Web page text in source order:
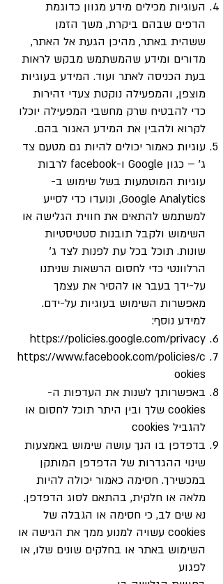
העוגיות מכילים מידע מגוון כדוגמת
הדפים שבהם ביקרת, משך הזמן
ששהית באתר, מהיכן הגעת אל האתר,
מדורים ומידע שהמשתמש מבקש לראות
בעת הכניסה לאתר ועוד. המידע בעוגיות
מוצפן, והמפעילה נוקטת צעדי זהירות
כדי להבטיח שרק מחשבי המפעילה יוכלו
לקרוא ולהבין את המידע האגור בהם.
עוגיות כאמור יכולים להיות גם מטעם צד
ג’ – כגון Google ו-facebook לרבות
עוגיות המוטמעות בשל שימוש ב-
Google Analytics, ונועדו כדי לסייע
למשתמש להתאים את חווית הגלישה או
השימוש ולקבל תובנות סטטיסטיות
שונות. תוכל בכל עת לפנות לצד ג’
הרלוונטי כדי לחסום הרשאות שניתנו
על-ידך בעבר או להסיר את עצמך
מאפשרות השימוש בעוגיות על-ידם.
למידע נוסף:
https://policies.google.com/privacy
https://www.facebook.com/policies/c
ookies
באפשרותך לשנות את העדפות ה-
cookies שלך ובין היתר תוכל לחסום או
להגביל cookies
בדפדפן בו הנך עושה שימוש באמצעות
שינוי ההגדרות של הדפדפן המותקן
במכשירך. חסימה כאמור יכולה להיות
מלאה או חלקית, בהתאם לסוג הדפדפן.
נא שים לב, כי חסימה או הגבלה של
cookies עשויה למנוע ממך את הגישה או
השימוש באתר או בחלקים שונים שלו, או
לפגוע